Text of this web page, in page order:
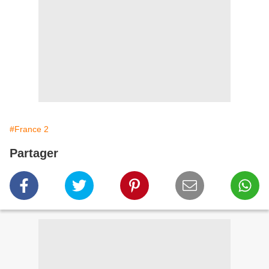
#France 2
Partager